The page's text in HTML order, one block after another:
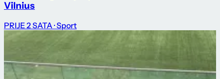
Vilnius
PRIJE 2 SATA · Sport